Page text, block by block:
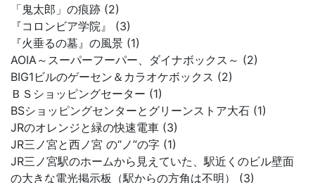
「鬼太郎」の痕跡 (2)
『コロンビア学院』 (3)
『火垂るの墓』の風景 (1)
AOIA～スーパーフーパー、ダイナボックス～ (2)
BIG1ビルのゲーセン＆カラオケボックス (2)
ＢＳショッピングセーター (1)
BSショッピングセンターとグリーンストア大石 (1)
JRのオレンジと緑の快速電車 (3)
JR三ノ宮と西ノ宮 の“ノ”の字 (1)
JR三ノ宮駅のホームから見えていた、駅近くのビル壁面
の大きな電光掲示板（駅からの方角は不明） (3)